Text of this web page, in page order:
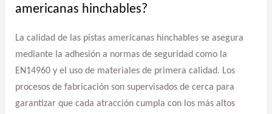
americanas hinchables?
La calidad de las pistas americanas hinchables se asegura
mediante la adhesión a normas de seguridad como la
EN14960 y el uso de materiales de primera calidad. Los
procesos de fabricación son supervisados de cerca para
garantizar que cada atracción cumpla con los más altos